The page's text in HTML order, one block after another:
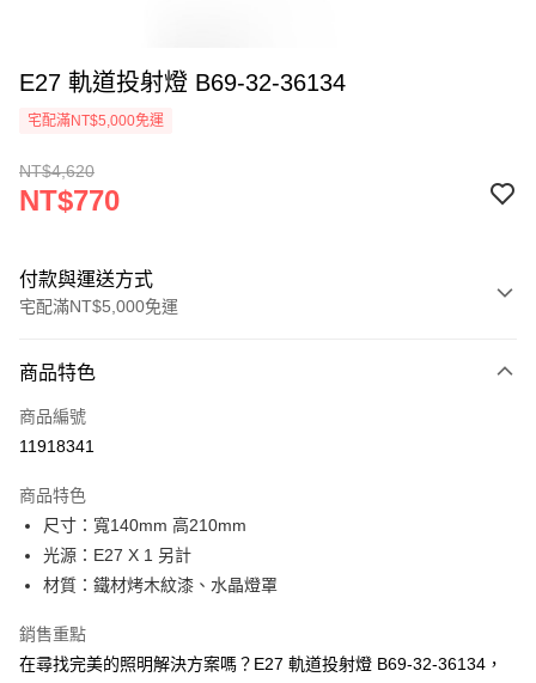
E27 軌道投射燈 B69-32-36134
宅配滿NT$5,000免運
NT$4,620
NT$770
付款與運送方式
宅配滿NT$5,000免運
信用卡一次付款
LINE Pay
街口支付
悠遊付
全盈+PAY
商品特色
商品編號
11918341
商品特色
尺寸：寬140mm 高210mm
光源：E27 X 1 另計
材質：鐵材烤木紋漆、水晶燈罩
銷售重點
在尋找完美的照明解決方案嗎？E27 軌道投射燈 B69-32-36134，